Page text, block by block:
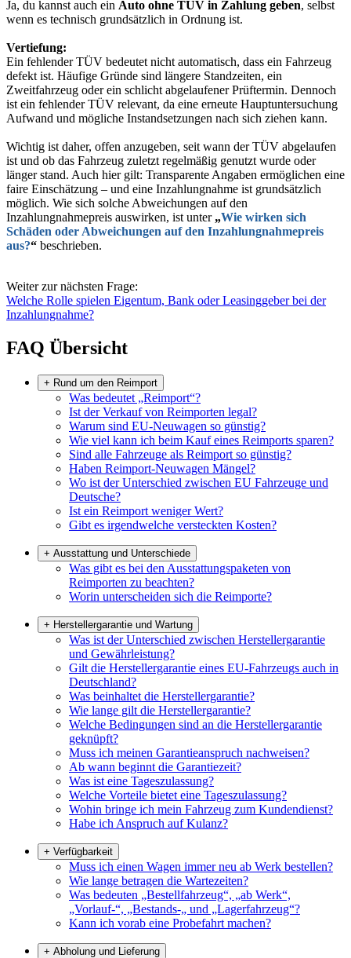
Ja, du kannst auch ein Auto ohne TÜV in Zahlung geben, selbst
wenn es technisch grundsätzlich in Ordnung ist.
Vertiefung:
Ein fehlender TÜV bedeutet nicht automatisch, dass ein Fahrzeug
defekt ist. Häufige Gründe sind längere Standzeiten, ein
Zweitfahrzeug oder ein schlicht abgelaufener Prüftermin. Dennoch
ist ein fehlender TÜV relevant, da eine erneute Hauptuntersuchung
Aufwand und mögliche Instandsetzungen nach sich ziehen kann.
Wichtig ist daher, offen anzugeben, seit wann der TÜV abgelaufen
ist und ob das Fahrzeug zuletzt regelmäßig genutzt wurde oder
länger stand. Auch hier gilt: Transparente Angaben ermöglichen eine
faire Einschätzung – und eine Inzahlungnahme ist grundsätzlich
möglich. Wie sich solche Abweichungen auf den
Inzahlungnahmepreis auswirken, ist unter „Wie wirken sich
Schäden oder Abweichungen auf den Inzahlungnahmepreis
aus?“ beschrieben.
Weiter zur nächsten Frage:
Welche Rolle spielen Eigentum, Bank oder Leasinggeber bei der
Inzahlungnahme?
FAQ Übersicht
+ Rund um den Reimport
Was bedeutet „Reimport“?
Ist der Verkauf von Reimporten legal?
Warum sind EU-Neuwagen so günstig?
Wie viel kann ich beim Kauf eines Reimports sparen?
Sind alle Fahrzeuge als Reimport so günstig?
Haben Reimport-Neuwagen Mängel?
Wo ist der Unterschied zwischen EU Fahrzeuge und
Deutsche?
Ist ein Reimport weniger Wert?
Gibt es irgendwelche versteckten Kosten?
+ Ausstattung und Unterschiede
Was gibt es bei den Ausstattungspaketen von
Reimporten zu beachten?
Worin unterscheiden sich die Reimporte?
+ Herstellergarantie und Wartung
Was ist der Unterschied zwischen Herstellergarantie
und Gewährleistung?
Gilt die Herstellergarantie eines EU-Fahrzeugs auch in
Deutschland?
Was beinhaltet die Herstellergarantie?
Wie lange gilt die Herstellergarantie?
Welche Bedingungen sind an die Herstellergarantie
geknüpft?
Muss ich meinen Garantieanspruch nachweisen?
Ab wann beginnt die Garantiezeit?
Was ist eine Tageszulassung?
Welche Vorteile bietet eine Tageszulassung?
Wohin bringe ich mein Fahrzeug zum Kundendienst?
Habe ich Anspruch auf Kulanz?
+ Verfügbarkeit
Muss ich einen Wagen immer neu ab Werk bestellen?
Wie lange betragen die Wartezeiten?
Was bedeuten „Bestellfahrzeug“, „ab Werk“,
„Vorlauf-“, „Bestands-„ und „Lagerfahrzeug“?
Kann ich vorab eine Probefahrt machen?
+ Abholung und Lieferung